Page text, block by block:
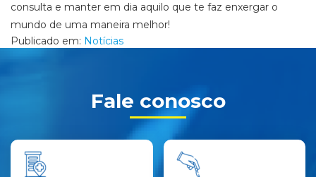
consulta e manter em dia aquilo que te faz enxergar o
mundo de uma maneira melhor!
Publicado em: Notícias
Fale conosco